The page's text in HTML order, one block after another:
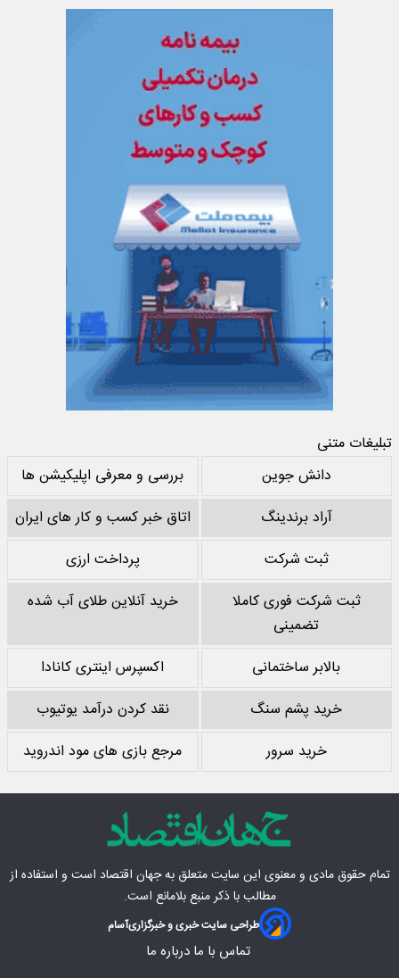
تبلیغات متنی
دانش جوین
بررسی و معرفی اپلیکیشن ها
آراد برندینگ
اتاق خبر کسب و کار های ایران
ثبت شرکت
پرداخت ارزی
ثبت شرکت فوری کاملا
تضمینی
خرید آنلاین طلای آب شده
بالابر ساختمانی
اکسپرس اینتری کانادا
خرید پشم سنگ
نقد کردن درآمد یوتیوب
خرید سرور
مرجع بازی های مود اندروید
تمام حقوق مادی‌ و معنوی این سایت متعلق بهجهان اقتصاد است و استفاده از
مطالب با ذکر منبع بلامانع است.
طراحی سایت خبری و خبرگزاریآسام
تماس با ما درباره ما